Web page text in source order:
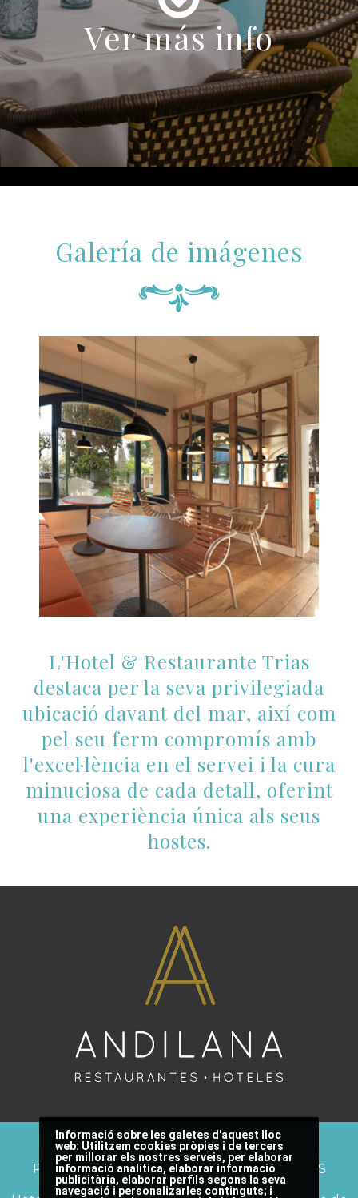
Informació sobre les galetes d'aquest lloc
web: Utilitzem cookies pròpies i de tercers
per millorar els nostres serveis, per elaborar
informació analítica, elaborar informació
publicitària, elaborar perfils segons la seva
navegació i personalizarles continguts; i
Ver más info
Galería de imágenes
L'Hotel & Restaurante Trias
destaca per la seva privilegiada
ubicació davant del mar, així com
pel seu ferm compromís amb
l'excel·lència en el servei i la cura
minuciosa de cada detall, oferint
una experiència única als seus
hostes.
Política de privacitat
Condicions de reserva
Política de cookies
Avís legal Site Map RSS